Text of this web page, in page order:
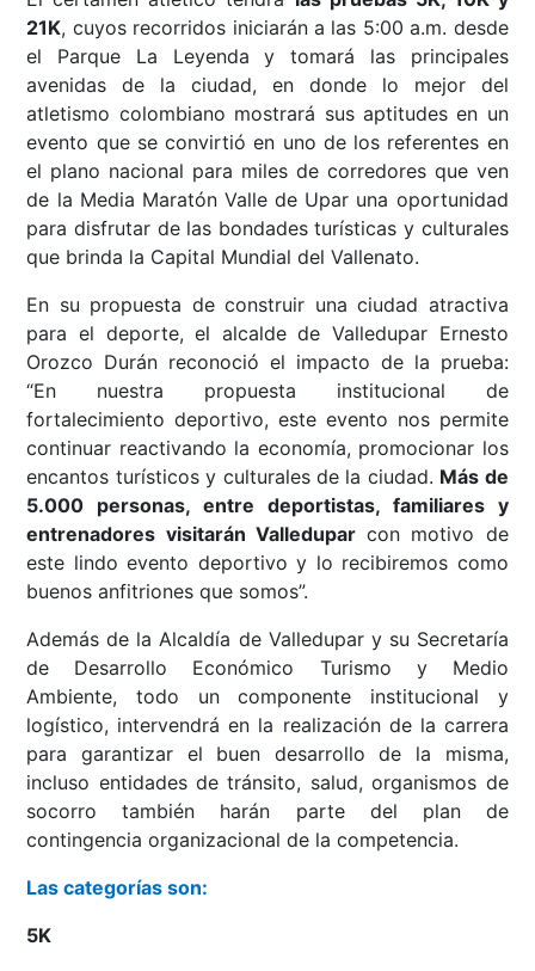
21K, cuyos recorridos iniciarán a las 5:00 a.m. desde
el Parque La Leyenda y tomará las principales
avenidas de la ciudad, en donde lo mejor del
atletismo colombiano mostrará sus aptitudes en un
evento que se convirtió en uno de los referentes en
el plano nacional para miles de corredores que ven
de la Media Maratón Valle de Upar una oportunidad
para disfrutar de las bondades turísticas y culturales
que brinda la Capital Mundial del Vallenato.
En su propuesta de construir una ciudad atractiva
para el deporte, el alcalde de Valledupar Ernesto
Orozco Durán reconoció el impacto de la prueba:
“En nuestra propuesta institucional de
fortalecimiento deportivo, este evento nos permite
continuar reactivando la economía, promocionar los
encantos turísticos y culturales de la ciudad. Más de
5.000 personas, entre deportistas, familiares y
entrenadores visitarán Valleduparcon motivo de
este lindo evento deportivo y lo recibiremos como
buenos anfitriones que somos”.
Además de la Alcaldía de Valledupar y su Secretaría
de Desarrollo Económico Turismo y Medio
Ambiente, todo un componente institucional y
logístico, intervendrá en la realización de la carrera
para garantizar el buen desarrollo de la misma,
incluso entidades de tránsito, salud, organismos de
socorro también harán parte del plan de
contingencia organizacional de la competencia.
Las categorías son:
5K